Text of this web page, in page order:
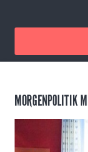
MORGENPOLITIK